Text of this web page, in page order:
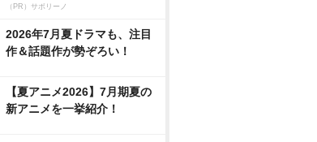
（PR）サボリーノ
2026年7月夏ドラマも、注目
作＆話題作が勢ぞろい！
【夏アニメ2026】7月期夏の
新アニメを一挙紹介！